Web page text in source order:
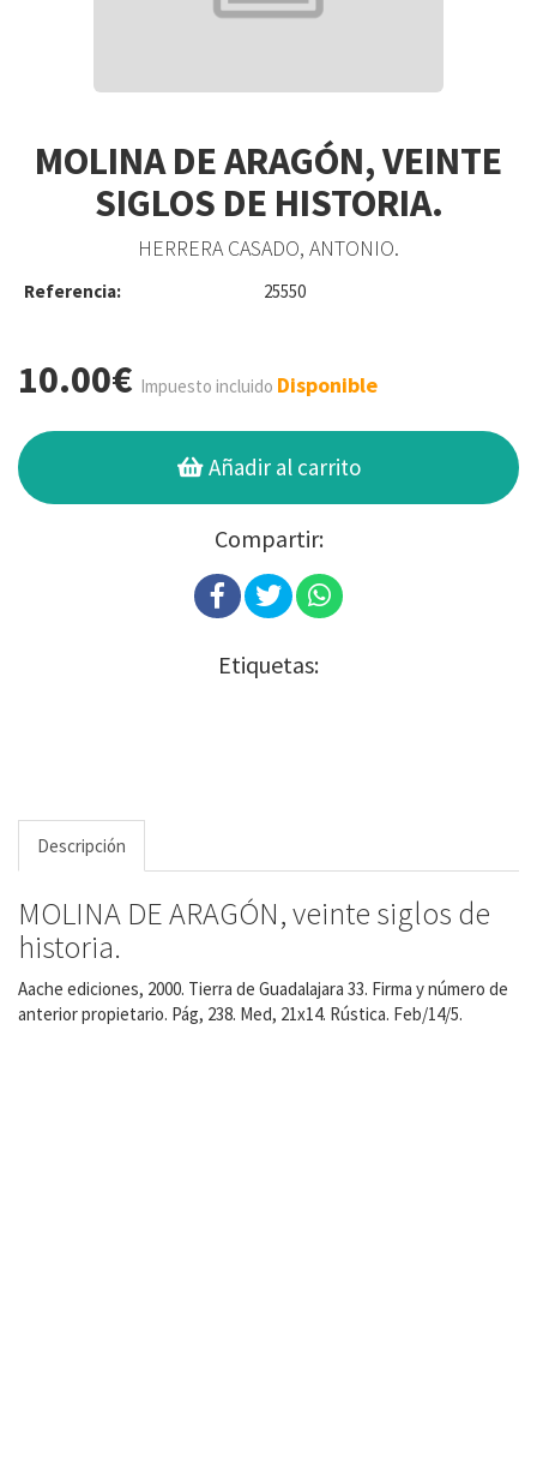
MOLINA DE ARAGÓN, VEINTE
SIGLOS DE HISTORIA.
HERRERA CASADO, ANTONIO.
Referencia: 25550
10.00€ Impuesto incluido Disponible
Añadir al carrito
Compartir:
Etiquetas:
Descripción
MOLINA DE ARAGÓN, veinte siglos de
historia.
Aache ediciones, 2000. Tierra de Guadalajara 33. Firma y número de
anterior propietario. Pág, 238. Med, 21x14. Rústica. Feb/14/5.